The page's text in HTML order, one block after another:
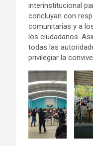
interinstitucional
concluyan con
comunitarias y a
los ciudadanos.
todas las
privilegiar la